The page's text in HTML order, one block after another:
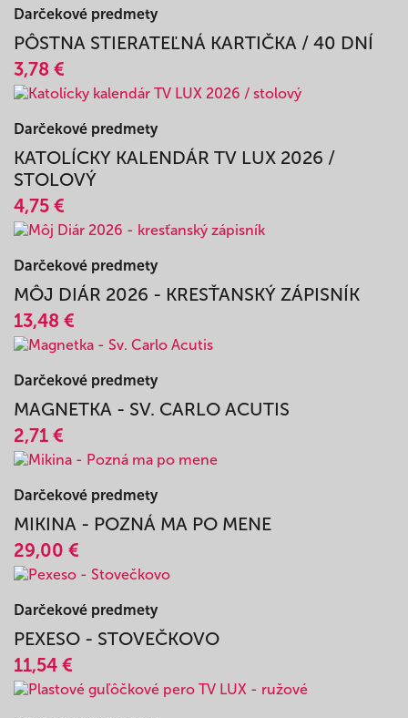
DUŠIČKOVÁ SVIEČKA TV LUX / 8-DŇOVÁ
10,00 €
Darčekové predmety
PÔSTNA STIERATEĽNÁ KARTIČKA / 40 DNÍ
3,78 €
Darčekové predmety
KATOLÍCKY KALENDÁR TV LUX 2026 /
STOLOVÝ
4,75 €
Darčekové predmety
MÔJ DIÁR 2026 - KRESŤANSKÝ ZÁPISNÍK
13,48 €
Darčekové predmety
MAGNETKA - SV. CARLO ACUTIS
2,71 €
Darčekové predmety
MIKINA - POZNÁ MA PO MENE
29,00 €
Darčekové predmety